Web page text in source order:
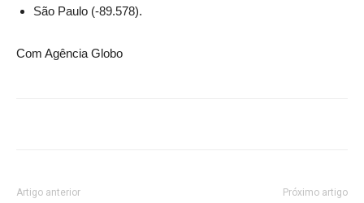
São Paulo (-89.578).
Com Agência Globo
Artigo anterior Próximo artigo